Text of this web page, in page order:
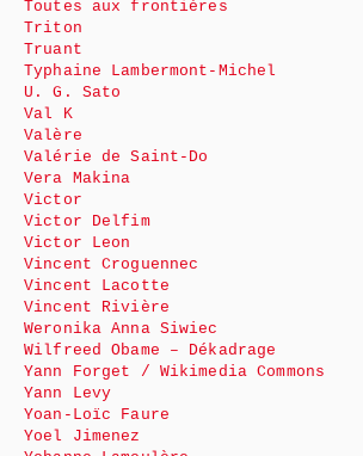
Toutes aux frontières
Triton
Truant
Typhaine Lambermont-Michel
U. G. Sato
Val K
Valère
Valérie de Saint-Do
Vera Makina
Victor
Victor Delfim
Victor Leon
Vincent Croguennec
Vincent Lacotte
Vincent Rivière
Weronika Anna Siwiec
Wilfreed Obame – Dékadrage
Yann Forget / Wikimedia Commons
Yann Levy
Yoan-Loïc Faure
Yoel Jimenez